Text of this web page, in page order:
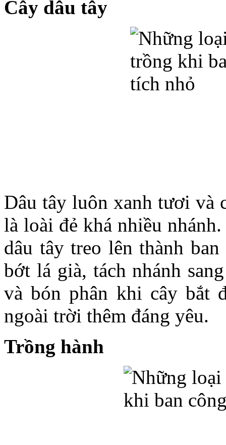
Cây dâu tây
Dâu tây luôn xanh tươi và
là loài đẻ khá nhiều
dâu tây treo lên thành
bớt lá già, tách nhánh
và bón phân khi cây bắt
ngoài trời thêm đáng yêu.
Trồng hành